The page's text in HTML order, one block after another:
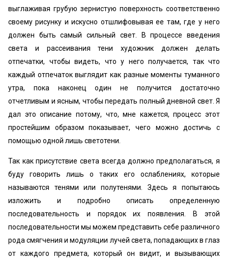
выглаживая грубую зернистую поверхность соответственно
своему рисунку и искусно отшлифовывая ее там, где у него
должен быть самый сильный свет. В процессе введения
света и рассеивания тени художник должен делать
отпечатки, чтобы видеть, что у него получается, так что
каждый отпечаток выглядит как разные моменты туманного
утра, пока наконец один не получится достаточно
отчетливым и ясным, чтобы передать полный дневной свет. Я
дал это описание потому, что, мне кажется, процесс этот
простейшим образом показывает, чего можно достичь с
помощью одной лишь светотени.
Так как присутствие света всегда должно предполагаться, я
буду говорить лишь о таких его ослаблениях, которые
называются тенями или полутенями. Здесь я попытаюсь
изложить и подробно описать определенную
последовательность и порядок их появления. В этой
последовательности мы можем представить себе различного
рода смягчения и модуляции лучей света, попадающих в глаз
от каждого предмета, который он видит, и вызывающих